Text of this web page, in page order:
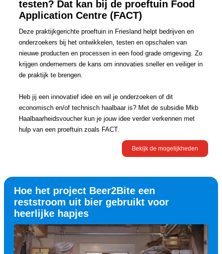
testen? Dat kan bij de proeftuin Food
Application Centre (FACT)
Deze praktijkgerichte proeftuin in Friesland helpt bedrijven en
onderzoekers bij het ontwikkelen, testen en opschalen van
nieuwe producten en processen in een food grade omgeving. Zo
krijgen ondernemers de kans om innovaties sneller en veiliger in
de praktijk te brengen.
Heb jij een innovatief idee en wil je onderzoeken of dit
economisch en/of technisch haalbaar is? Met de subsidie Mkb
Haalbaarheidsvoucher kun je jouw idee verder verkennen met
hulp van een proeftuin zoals FACT.
Bekijk de mogelijkheden
Hoe het project Beer2Bite een
reststroom uit bier gebruikt voor
heerlijke hapjes